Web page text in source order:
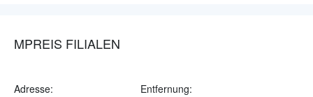
MPREIS FILIALEN
Adresse: Entfernung: